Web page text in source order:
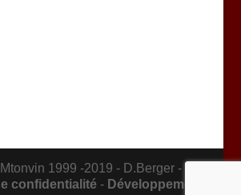
1999 -2019 - D.Berger -
confidentialité - Développement